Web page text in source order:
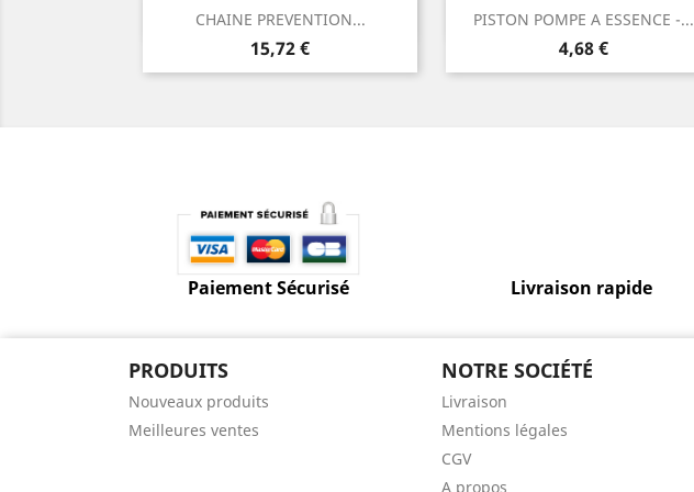
CHAINE PREVENTION...
Prix
15,72 €
Aperçu rapide PISTON POMPE A ESSENCE -...
Prix
4,68 €
Aperçu rapide
Paiement Sécurisé Livraison rapide
PRODUITS
Nouveaux produits
Meilleures ventes
NOTRE SOCIÉTÉ
Livraison
Mentions légales
CGV
A propos